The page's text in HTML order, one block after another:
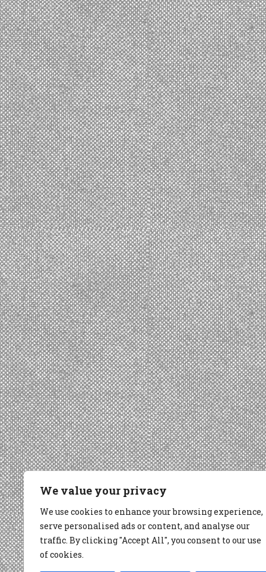
We value your privacy
We use cookies to enhance your browsing experience,
serve personalised ads or content, and analyse our
traffic. By clicking "Accept All", you consent to our use
of cookies.